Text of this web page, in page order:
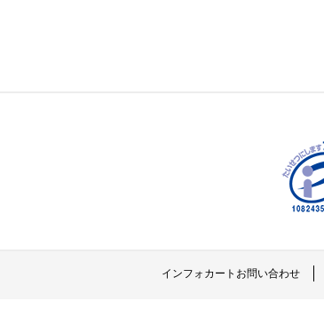
インフォカートお問い合わせ